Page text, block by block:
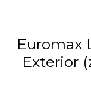
Euromax
Exterior